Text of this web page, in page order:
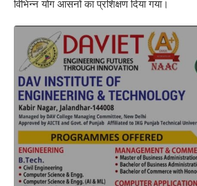
विभिन्न योग आसनों का प्रशिक्षण दिया गया।